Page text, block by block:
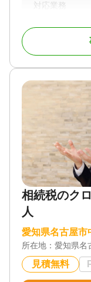
対応業務
遺言書 / 遺産
棄 / 成年後見 /
戸籍収集 / 相
相続税のク
人
愛知県名古屋市
所在地： 愛知県名
見積無料